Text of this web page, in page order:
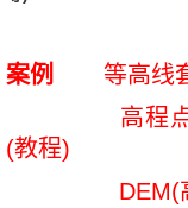
下载地图-标准分幅-
KML/KMZ/SHP
下载地图-查看下载任
行政边界-省市区县
案例
等高线
高程
(教程)
DEM(